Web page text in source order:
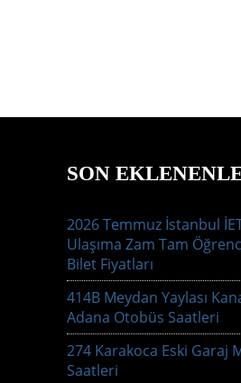
SON
2026 Temmuz İstanbul
Ulaşıma Zam Tam
Bilet Fiyatları
414B Meydan Yaylası
Adana Otobüs Saatleri
274 Karakoca Eski Garaj
Saatleri